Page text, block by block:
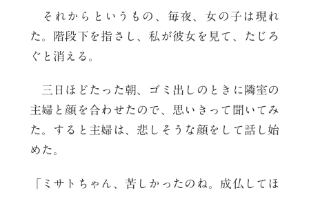
それからというもの、毎夜、女の子は現れ
た。階段下を指さし、私が彼女を見て、たじろ
ぐと消える。
三日ほどたった朝、ゴミ出しのときに隣室の
主婦と顔を合わせたので、思いきって聞いてみ
た。すると主婦は、悲しそうな顔をして話し始
めた。
「ミサトちゃん、苦しかったのね。成仏してほ